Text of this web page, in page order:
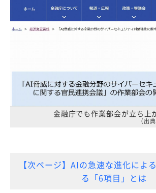
金融庁でも作業部会が立ち上
（出
【次ページ】AIの急速な進化によ
る「6項目」とは